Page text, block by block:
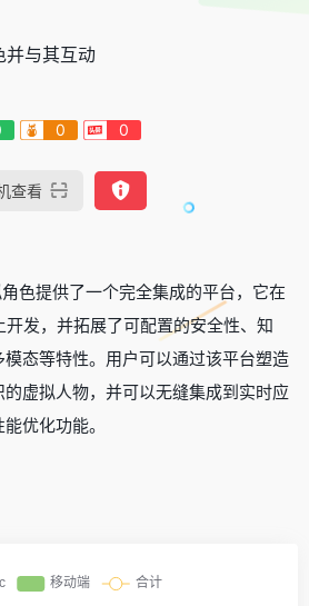
并与其互动
0 0
查看
色提供了一个完全集成的平台，它在
发，并拓展了可配置的安全性、知
态等特性。用户可以通过该平台塑造
虚拟人物，并可以无缝集成到实时应
优化功能。